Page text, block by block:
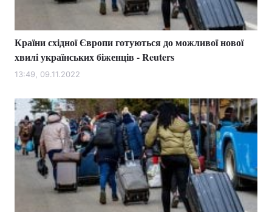
Туризм
Цікавинки Погода
Екологія
Лонгріди
Відео з Youtube Статті
Інтерв'ю Думки
Архів Вакансії
Країни східної Європи готуються до можливої ​​нової
хвилі українських біженців - Reuters
13:49, 09.11.2022